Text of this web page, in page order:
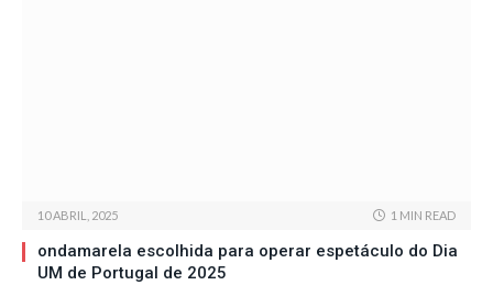
10 ABRIL, 2025 1 MIN READ
ondamarela escolhida para operar espetáculo do Dia
UM de Portugal de 2025